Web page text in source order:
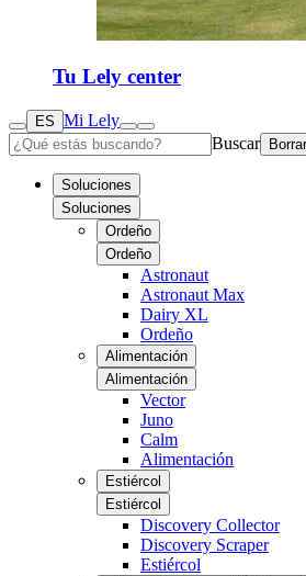
Tu Lely center
ES Mi Lely
Buscar
Soluciones
Soluciones
Ordeño
Ordeño
Astronaut
Astronaut Max
Dairy XL
Ordeño
Alimentación
Alimentación
Vector
Juno
Calm
Alimentación
Estiércol
Estiércol
Discovery Collector
Discovery Scraper
Estiércol